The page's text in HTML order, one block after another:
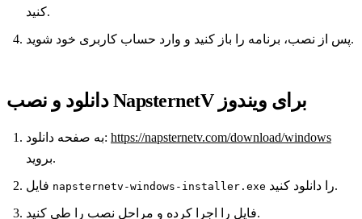
کنید.
پس از نصب، برنامه را باز کنید و وارد حساب کاربری خود شوید.
دانلود و نصب NapsternetV برای ویندوز
به صفحه دانلود: https://napsternetv.com/download/windows
بروید.
napsternetv-windows-installer.exe
را دانلود کنید.
فایل را اجرا کرده و مراحل نصب را طی کنید.